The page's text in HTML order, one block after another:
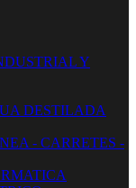
Y
DESTILADA
- CARRETES -